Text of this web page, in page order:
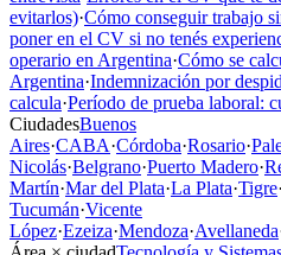
evitarlos)·Cómo conseguir trabajo
poner en el CV si no tenés
operario en Argentina·Cómo se
Argentina·Indemnización por
calcula·Período de prueba laboral:
CiudadesBuenos
Aires·CABA·Córdoba·Rosario·
Nicolás·Belgrano·Puerto Madero·
Martín·Mar del Plata·La Plata·Tigre·
Tucumán·Vicente
López·Ezeiza·Mendoza·Avellaneda